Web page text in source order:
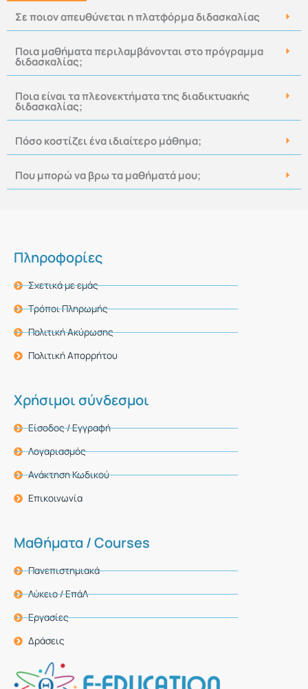
Σε ποιον απευθύνεται η πλατφόρμα διδασκαλίας
Ποια μαθήματα περιλαμβάνονται στο πρόγραμμα
διδασκαλίας;
Ποια είναι τα πλεονεκτήματα της διαδικτυακής
διδασκαλίας;
Πόσο κοστίζει ένα ιδιαίτερο μάθημα;
Που μπορώ να βρω τα μαθήματά μου;
Πληροφορίες
Σχετικά με εμάς
Τρόποι Πληρωμής
Πολιτική Ακύρωσης
Πολιτική Απορρήτου
Χρήσιμοι σύνδεσμοι
Είσοδος / Εγγραφή
Λογαριασμός
Ανάκτηση Κωδικού
Επικοινωνία
Μαθήματα / Courses
Πανεπιστημιακά
Λύκειο / ΕπάΛ
Εργασίες
Δράσεις